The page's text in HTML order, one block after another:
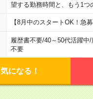
望する勤務時間と、もう1つ
【8月中のスタートOK！急
履歴書不要/40～50代活躍中/
不要
気になる！